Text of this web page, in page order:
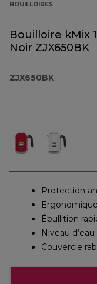
BOUILLOIRES
Bouilloire kMix
Noir ZJX650BK
ZJX650BK
Protection
Ergonomique
Ébullition
Niveau d’eau
Couvercle